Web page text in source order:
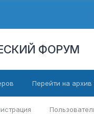
ФОРУМ
Перейти на архив